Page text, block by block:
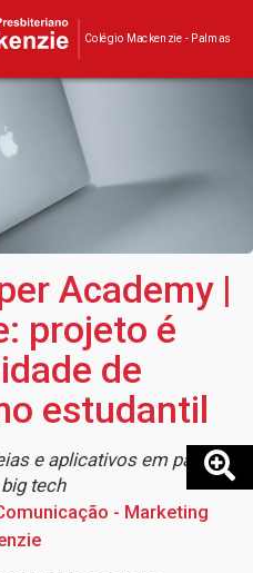
Colégio Mackenzie - Palmas
Academy |
projeto é
de
estudantil
e aplicativos em parceria
tech
- Marketing